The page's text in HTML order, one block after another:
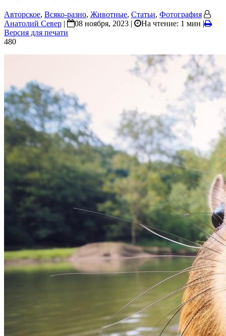
Авторское, Всяко-разно, Животные, Статьи, Фотография
Анатолий Север | 08 ноября, 2023 | На чтение: 1 мин |
Версия для печати
480